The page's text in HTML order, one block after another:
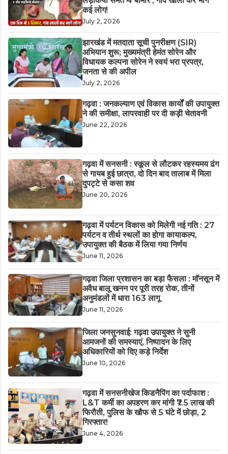
कई लोग!
July 2, 2026
झारखंड में मतदाता सूची पुनरीक्षण (SIR)
अभियान शुरू; मुख्यमंत्री हेमंत सोरेन और
विधायक कल्पना सोरेन ने स्वयं भरा प्रपत्र,
जनता से की अपील
July 2, 2026
गढ़वा : जनकल्याण एवं विकास कार्यों की उपायुक्त
ने की समीक्षा, लापरवाही पर दी कड़ी चेतावनी
June 22, 2026
गढ़वा में सनसनी : स्कूल से लौटकर रहस्यमय ढंग
से गायब हुई छात्रा, दो दिन बाद तालाब में मिला
दुपट्टे से कसा शव
June 20, 2026
गढ़वा में पर्यटन विकास को मिलेगी नई गति : 27
पर्यटन व तीर्थ स्थलों का होगा कायाकल्प,
उपायुक्त की बैठक में लिया गया निर्णय
June 11, 2026
गढ़वा जिला प्रशासन का बड़ा फैसला : मॉनसून में
अवैध बालू खनन पर पूरी तरह रोक, तीनों
अनुमंडलों में धारा 163 लागू
June 11, 2026
जिला जनसुनवाई: गढ़वा उपायुक्त ने सुनी
आमजनों की समस्याएं, निष्पादन के लिए
अधिकारियों को दिए कड़े निर्देश
June 10, 2026
गढ़वा में सनसनीखेज किडनैपिंग का पर्दाफाश :
L&T कर्मी का अपहरण कर मांगी ₹7.5 लाख की
फिरौती, पुलिस के खौफ से 5 घंटे में छोड़ा, 2
गिरफ्तार!
June 4, 2026